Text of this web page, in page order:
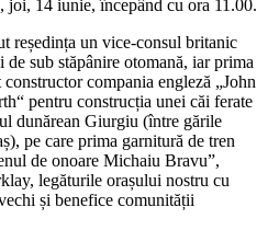
joi, 14 iunie, începând cu ora 11.00.
reședința un vice-consul britanic
sub stăpânire otomană, iar prima
compania engleză „John
pentru construcția unei căi ferate
dunărean Giurgiu (între gările
pe care prima garnitură de tren
de onoare Michaiu Bravu”,
legăturile orașului nostru cu
și benefice comunității